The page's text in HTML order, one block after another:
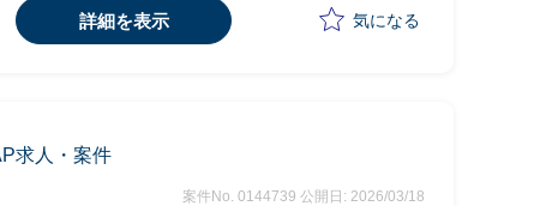
詳細を表示 気になる
求人・案件
案件No. 0144739 公開日: 2026/03/18